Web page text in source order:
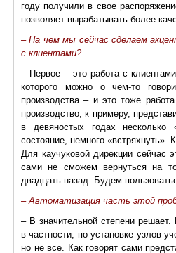
году получили в свое
позволяет вырабатывать более
– На чем мы сейчас сделаем
с клиентами?
– Первое – это работа с
которого можно о чем-то
производства – и это тоже
производство, к примеру,
в девяностых годах
состояние, немного «встряхнуть».
Для каучуковой дирекции сейчас
сами не сможем вернуться на
двадцать назад. Будем
– Автоматизация часть этой
– В значительной степени
в частности, по установке узлов
но не все. Как говорят сами